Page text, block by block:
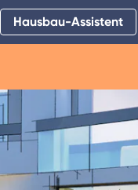
Hausbau-Assistent